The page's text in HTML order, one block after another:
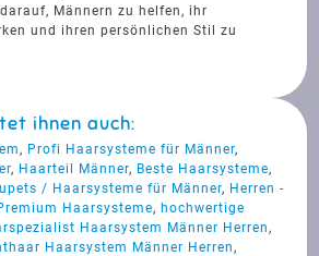
Männern zu helfen, ihr
und ihren persönlichen Stil zu
ihnen auch:
, Profi Haarsysteme für Männer,
, Haarteil Männer, Beste Haarsysteme,
/ Haarsysteme für Männer, Herren -
Haarsysteme,hochwertige
Haarsystem Männer Herren,
Haarsystem Männer Herren,